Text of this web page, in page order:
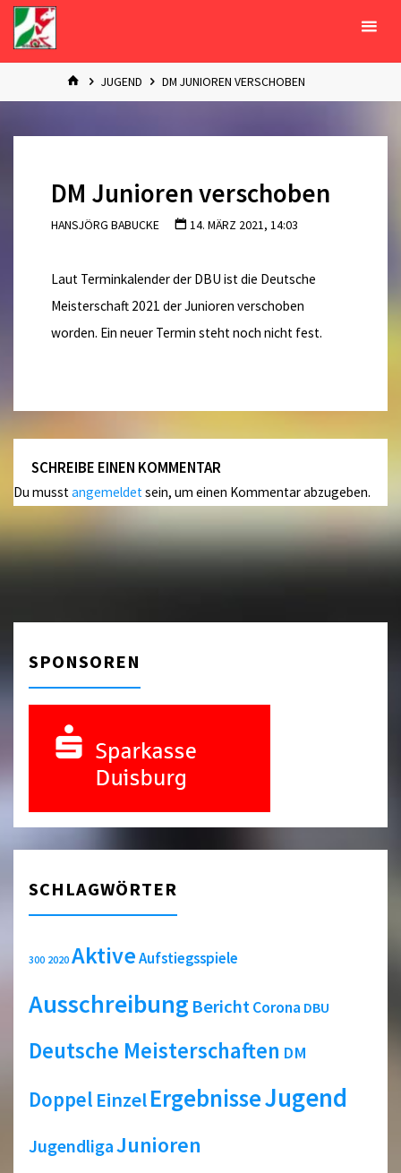
Zum
Inhalt
springen
STARTJUGEND DM JUNIOREN VERSCHOBEN
DM Junioren verschoben
HANSJÖRG BABUCKE 14. MÄRZ 2021, 14:03
Laut Terminkalender der DBU ist die Deutsche
Meisterschaft 2021 der Junioren verschoben
worden. Ein neuer Termin steht noch nicht fest.
SCHREIBE EINEN KOMMENTAR
Du musstangemeldetsein, um einen Kommentar abzugeben.
SPONSOREN
SCHLAGWÖRTER
300 2020 AktiveAufstiegsspiele
Ausschreibung BerichtCorona DBU
Deutsche Meisterschaften DM
Doppel EinzelErgebnisseJugend
JugendligaJunioren